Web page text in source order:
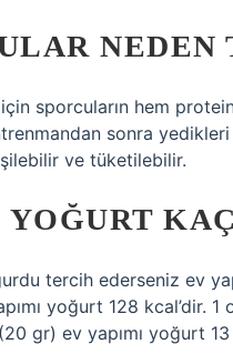
sporcuların hem
sonra
ve tüketilebilir.
YOĞURT
tercih ederseniz ev
yoğurt 128 kcal’dir.
gr) ev yapımı yoğurt 13